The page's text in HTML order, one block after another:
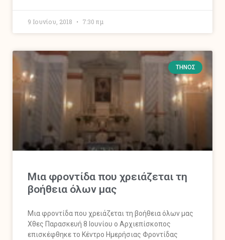
9 Ιουνίου, 2018 7:30 πμ
ΤΉΝΟΣ
Μια φροντίδα που χρειάζεται τη
βοήθεια όλων μας
Μια φροντίδα που χρειάζεται τη βοήθεια όλων μας
Χθες Παρασκευή 8 Ιουνίου ο Αρχιεπίσκοπος
επισκέφθηκε το Κέντρο Ημερήσιας Φροντίδας